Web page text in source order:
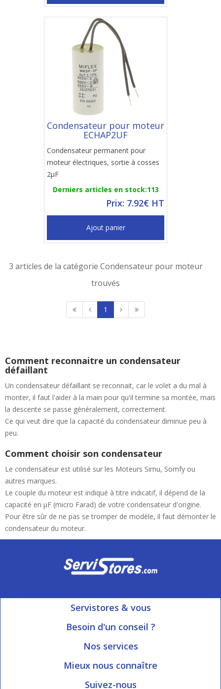
Condensateur pour moteur
ECHAP2UF
Condensateur permanent pour
moteur électriques, sortie à cosses
2µF
Derniers articles en stock:113
Prix: 7.92€ HT
Ajout panier
3 articles de la catégorie Condensateur pour moteur
trouvés
1
Comment reconnaitre un condensateur
défaillant
Un condensateur défaillant se reconnait, car le volet a du mal à
monter, il faut l'aider à la main pour qu'il termine sa montée, mais
la descente se passe généralement, correctement.
Ce qui veut dire que la capacité du condensateur diminue peu à
peu.
Comment choisir son condensateur
Le condensateur est utilisé sur les Moteurs Simu, Somfy ou
autres marques.
Le couple du moteur est indiqué à titre indicatif, il dépend de la
capacité en µF (micro Farad) de votre condensateur d'origine.
Pour être sûr de ne pas se tromper de modèle, il faut démonter le
condensateur du moteur.
Servistores & vous
Mon compte
Besoin d'un conseil ?
Ouvert du Lundi au Vendredi
Nos services
Informations livraison
Blog Servistores
Mieux nous connaître
Qui sommes-nous?
Suivez-nous